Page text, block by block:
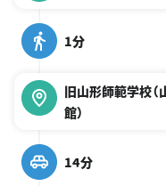
1分
旧山形師範学校
館）
14分